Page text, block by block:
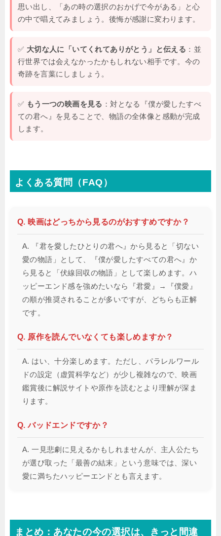
思い出し、「あの時の選択のおかげで今がある」と心
の中で唱えてみましょう。後悔が感謝に変わります。
✅ 大切な人に「いてくれてありがとう」と伝える ：並
行世界では会えなかったかもしれない相手です。今の
奇跡を言葉にしましょう。
✅ もう一つの映画を見る ：対となる『僕が愛したすべ
ての君へ』を見ることで、物語の全体像と感動が完成
します。
よくある質問（FAQ）
Q. 映画はどっちから見るのがおすすめですか？
A. 『君を愛したひとりの君へ』から見ると「切ない
愛の物語」として、『僕が愛したすべての君へ』か
ら見ると「伏線回収の物語」として楽しめます。ハ
ッピーエンド感を強めたいなら『君愛』→『僕愛』
の順が推奨されることが多いですが、どちらも正解
です。
Q. 原作を読んでいなくても楽しめますか？
A. はい、十分楽しめます。ただし、パラレルワール
ドの設定（虚質科学など）が少し複雑なので、映画
鑑賞後に解説サイトや原作を読むとより理解が深ま
ります。
Q. バッドエンドですか？
A. 一見悲劇に見えるかもしれませんが、主人公たち
が選び取った「最善の結末」という意味では、深い
愛に満ちたハッピーエンドとも言えます。
まとめ：あなたの今の選択は、きっと間違